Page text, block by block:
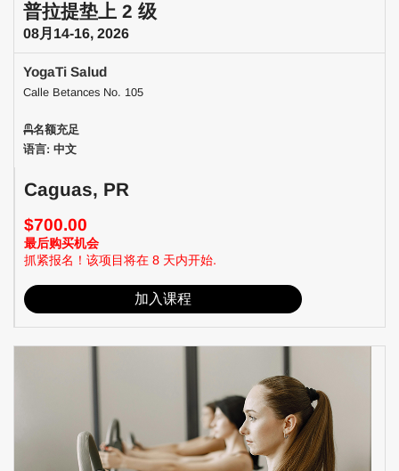
普拉提垫上 2 级
08月14-16, 2026
YogaTi Salud
Calle Betances No. 105
名额充足
语言: 中文
Caguas, PR
$700.00
最后购买机会
抓紧报名！该项目将在 8 天内开始.
加入课程